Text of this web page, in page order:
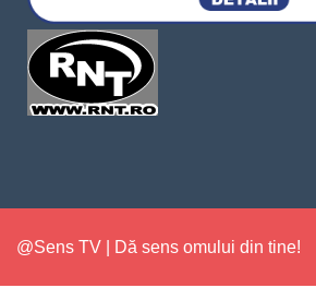
@Sens TV | Dă sens omului din tine!